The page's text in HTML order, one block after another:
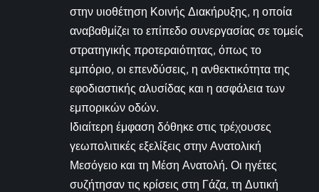
στην υιοθέτηση Κοινής Διακήρυξης, η οποία
αναβαθμίζει το επίπεδο συνεργασίας σε τομείς
στρατηγικής προτεραιότητας, όπως το
εμπόριο, οι επενδύσεις, η ανθεκτικότητα της
εφοδιαστικής αλυσίδας και η ασφάλεια των
εμπορικών οδών.
Ιδιαίτερη έμφαση δόθηκε στις τρέχουσες
γεωπολιτικές εξελίξεις στην Ανατολική
Μεσόγειο και τη Μέση Ανατολή. Οι ηγέτες
συζήτησαν τις κρίσεις στη Γάζα, τη Δυτική